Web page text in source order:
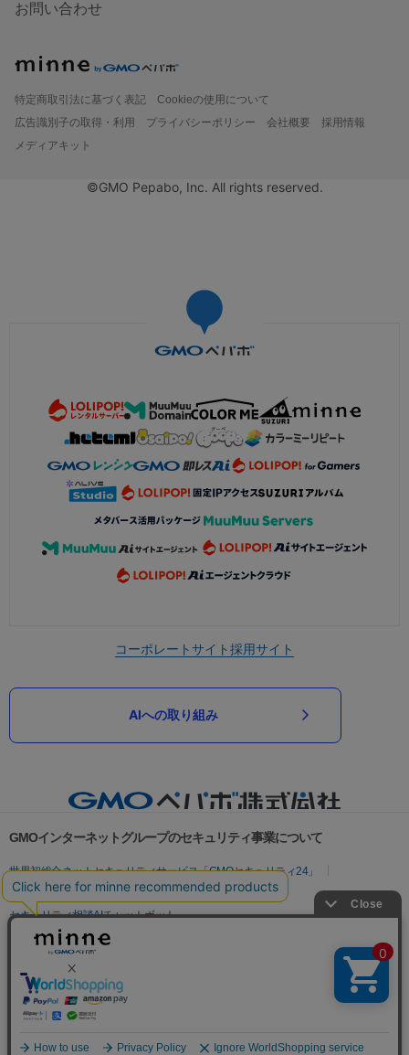
お問い合わせ
特定商取引法に基づく表記
Cookieの使用について
広告識別子の取得・利用
プライバシーポリシー 会社概要
採用情報
メディアキット
©GMO Pepabo, Inc. All rights reserved.
コーポレートサイト採用サイト
AIへの取り組み
GMOインターネットグループのセキュリティ事業について
世界初総合ネットセキュリティサービス「GMOセキュリティ24」
パスワード漏洩診断
Webサイトリスク診断
セキュリティ相談AIチャットボット
実在証明・盗聴対策
サイバー攻撃対策（GMO Flatt Security）
セキュリティ事業の軌跡